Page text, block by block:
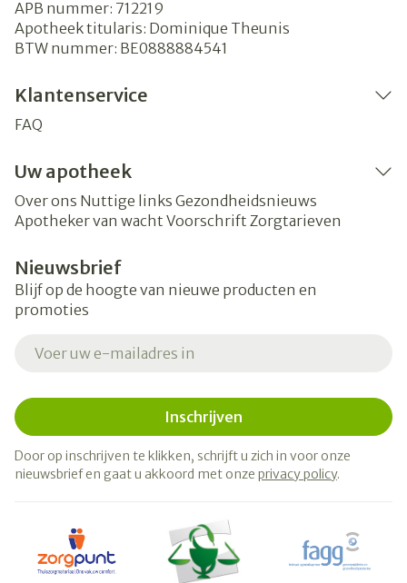
APB nummer: 712219
Apotheek titularis: Dominique Theunis
BTW nummer: BE0888884541
Klantenservice
FAQ
Uw apotheek
Over ons Nuttige links Gezondheidsnieuws
Apotheker van wacht Voorschrift Zorgtarieven
Nieuwsbrief
Blijf op de hoogte van nieuwe producten en
promoties
Inschrijven
Door op inschrijven te klikken, schrijft u zich in voor onze
nieuwsbrief en gaat u akkoord met onze privacy policy.